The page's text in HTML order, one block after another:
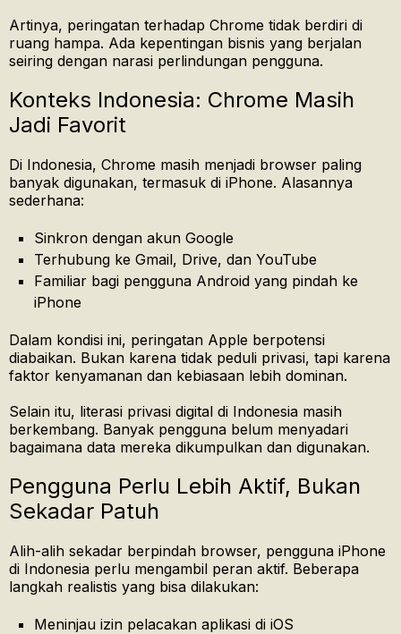
Artinya, peringatan terhadap Chrome tidak berdiri di
ruang hampa. Ada kepentingan bisnis yang berjalan
seiring dengan narasi perlindungan pengguna.
Konteks Indonesia: Chrome Masih
Jadi Favorit
Di Indonesia, Chrome masih menjadi browser paling
banyak digunakan, termasuk di iPhone. Alasannya
sederhana:
Sinkron dengan akun Google
Terhubung ke Gmail, Drive, dan YouTube
Familiar bagi pengguna Android yang pindah ke
iPhone
Dalam kondisi ini, peringatan Apple berpotensi
diabaikan. Bukan karena tidak peduli privasi, tapi karena
faktor kenyamanan dan kebiasaan lebih dominan.
Selain itu, literasi privasi digital di Indonesia masih
berkembang. Banyak pengguna belum menyadari
bagaimana data mereka dikumpulkan dan digunakan.
Pengguna Perlu Lebih Aktif, Bukan
Sekadar Patuh
Alih-alih sekadar berpindah browser, pengguna iPhone
di Indonesia perlu mengambil peran aktif. Beberapa
langkah realistis yang bisa dilakukan:
Meninjau izin pelacakan aplikasi di iOS